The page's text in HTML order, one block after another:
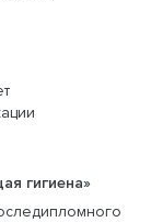
гигиена»